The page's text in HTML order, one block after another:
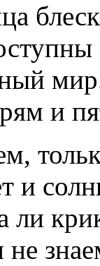
,
и
и
ли